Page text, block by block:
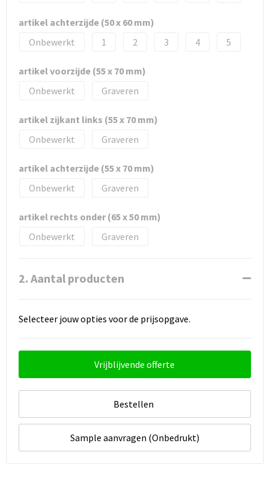
artikel achterzijde (50 x 60 mm)
Onbewerkt
1 2 3 4 5
artikel voorzijde (55 x 70 mm)
Onbewerkt
Graveren
artikel zijkant links (55 x 70 mm)
Onbewerkt
Graveren
artikel achterzijde (55 x 70 mm)
Onbewerkt
Graveren
artikel rechts onder (65 x 50 mm)
Onbewerkt
Graveren
2. Aantal producten
Selecteer jouw opties voor de prijsopgave.
Vrijblijvende offerte
Bestellen
Sample aanvragen (Onbedrukt)